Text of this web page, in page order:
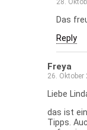
28.
Das
Reply
Freya
26. Oktober
Liebe
das ist
Tipps.